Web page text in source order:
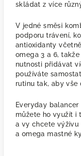
skládat z více
V jedné směsi
podporu trávení,
antioxidanty
omega 3 a 6,
nutnosti přidávat
používáte
rutinu tak, aby vše
Everyday
můžete ho využít i
a vy chcete výživu
a omega mastné